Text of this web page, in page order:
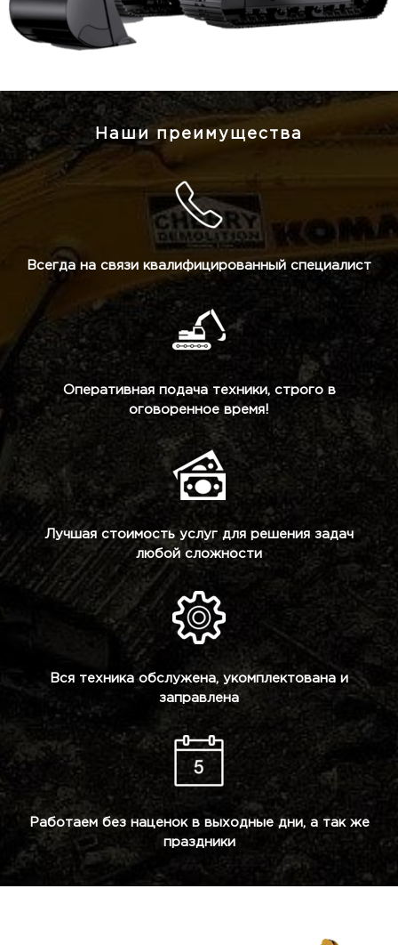
Наши преимущества
Всегда на связи квалифицированный специалист
Оперативная подача техники, строго в
оговоренное время!
Лучшая стоимость услуг для решения задач
любой сложности
Вся техника обслужена, укомплектована и
заправлена
Работаем без наценок в выходные дни, а так же
праздники